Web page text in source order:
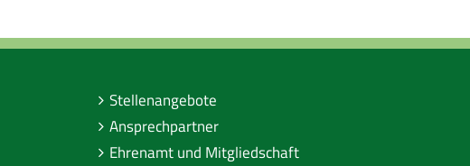
Stellenangebote
Ansprechpartner
Ehrenamt und Mitgliedschaft